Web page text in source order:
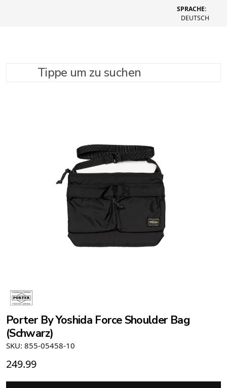
SPRACHE:
DEUTSCH
Tippe um zu suchen
Porter By Yoshida Force Shoulder Bag
(Schwarz)
SKU: 855-05458-10
249.99